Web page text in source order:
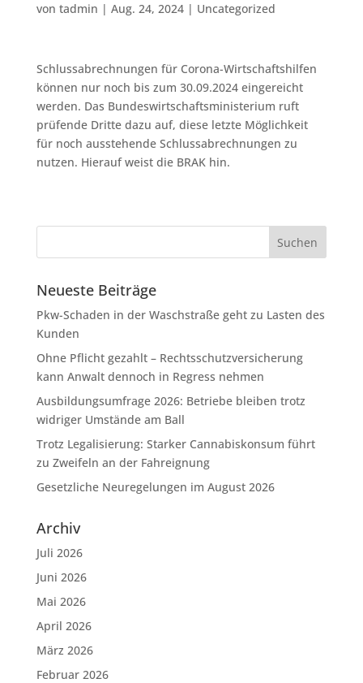
von tadmin | Aug. 24, 2024| Uncategorized
Schlussabrechnungen für Corona-Wirtschaftshilfen
können nur noch bis zum 30.09.2024 eingereicht
werden. Das Bundeswirtschaftsministerium ruft
prüfende Dritte dazu auf, diese letzte Möglichkeit
für noch ausstehende Schlussabrechnungen zu
nutzen. Hierauf weist die BRAK hin.
Neueste Beiträge
Pkw-Schaden in der Waschstraße geht zu Lasten des
Kunden
Ohne Pflicht gezahlt – Rechtsschutzversicherung
kann Anwalt dennoch in Regress nehmen
Ausbildungsumfrage 2026: Betriebe bleiben trotz
widriger Umstände am Ball
Trotz Legalisierung: Starker Cannabiskonsum führt
zu Zweifeln an der Fahreignung
Gesetzliche Neuregelungen im August 2026
Archiv
Juli 2026
Juni 2026
Mai 2026
April 2026
März 2026
Februar 2026